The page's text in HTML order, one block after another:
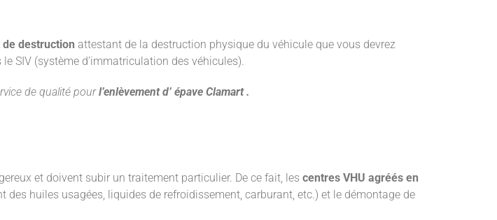
destruction attestant de la destruction physique du véhicule que vous devrez
le SIV (système d’immatriculation des véhicules).
de qualité pourl’enlèvement d’ épave Clamart .
et doivent subir un traitement particulier. De ce fait, les centres VHU agréés en
huiles usagées, liquides de refroidissement, carburant, etc.) et le démontage de